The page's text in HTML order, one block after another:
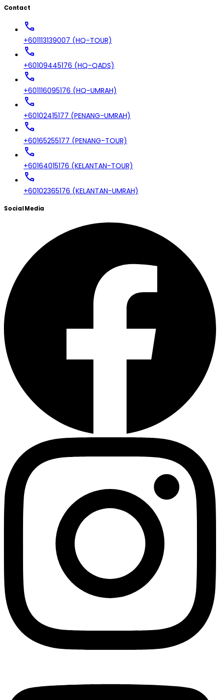
Contact
call
+601113139007 (HQ-TOUR)
call
+60109445176 (HQ-QADS)
call
+601116095176 (HQ-UMRAH)
call
+60102415177 (PENANG-UMRAH)
call
+60165255177 (PENANG-TOUR)
call
+60164015176 (KELANTAN-TOUR)
call
+60102365176 (KELANTAN-UMRAH)
Social Media